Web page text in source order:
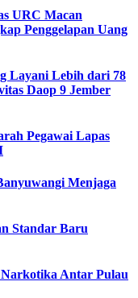
URC Macan
Penggelapan Uang
Layani Lebih dari 78
Daop 9 Jember
Pegawai Lapas
Menjaga
Standar Baru
Antar Pulau